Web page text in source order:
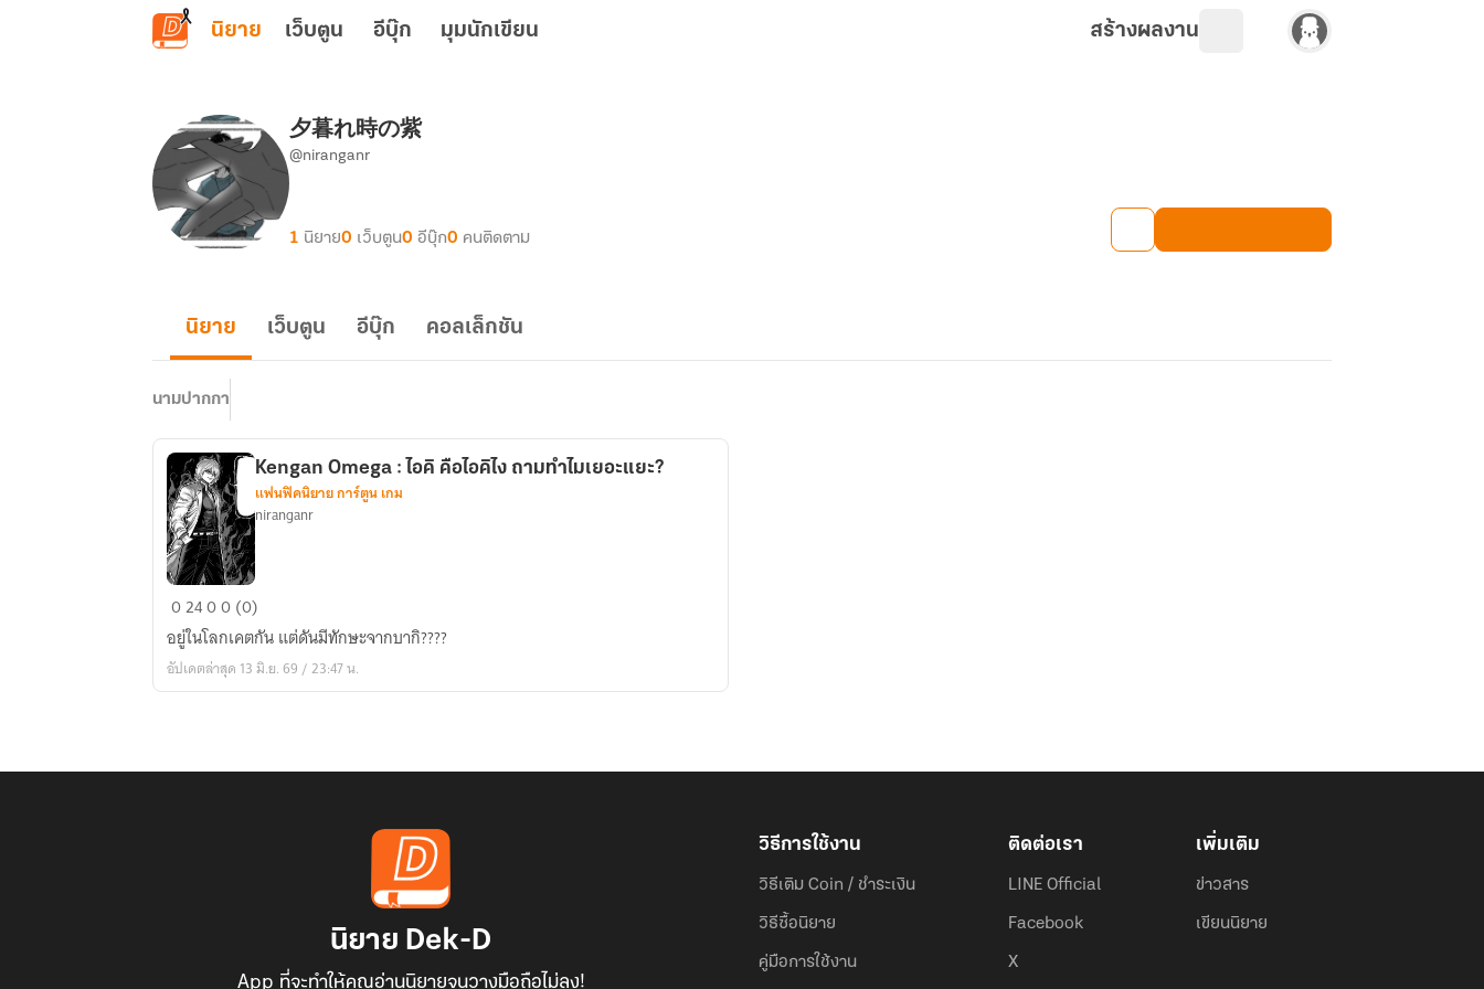
ข้ามไปยังเนื้อหาหลัก
นิยาย เว็บตูน อีบุ๊ก มุมนักเขียน สร้างผลงาน
夕暮れ時の紫
@niranganr
1 นิยาย0 เว็บตูน0 อีบุ๊ก0 คนติดตาม
นิยาย เว็บตูน อีบุ๊ก คอลเล็กชัน
นามปากกา
Kengan
Omega
:
ไอคิ
Kengan Omega : ไอคิ คือไอคิไง ถามทำไมเยอะแยะ?
แฟนฟิคนิยาย การ์ตูน เกม
niranganr
02400 (0)
อยู่ในโลกเคตกัน แต่ดันมีทักษะจากบากิ????
อัปเดตล่าสุด 13 มิ.ย. 69 / 23:47 น.
นิยาย Dek-D
App ที่จะทำให้คุณอ่านนิยายจนวางมือถือไม่ลง!
วิธีการใช้งาน
วิธีเติม Coin / ชำระเงิน
วิธีซื้อนิยาย
คู่มือการใช้งาน
ติดต่อเรา
LINE Official
Facebook
X
เพิ่มเติม
ข่าวสาร
เขียนนิยาย